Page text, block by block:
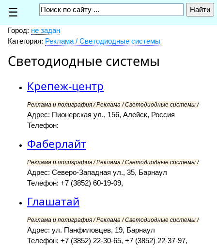
☰
Город: не задан
Категория: Реклама / Светодиодные системы
Светодиодные системы
Крепеж-центр
Реклама и полиграфия / Реклама / Светодиодные системы /
Адрес: Пионерская ул., 156, Алейск, Россия
Телефон:
Фаберлайт
Реклама и полиграфия / Реклама / Светодиодные системы /
Адрес: Северо-Западная ул., 35, Барнаул
Телефон: +7 (3852) 60-19-09,
Глашатай
Реклама и полиграфия / Реклама / Светодиодные системы /
Адрес: ул. Панфиловцев, 19, Барнаул
Телефон: +7 (3852) 22-30-65, +7 (3852) 22-37-97,